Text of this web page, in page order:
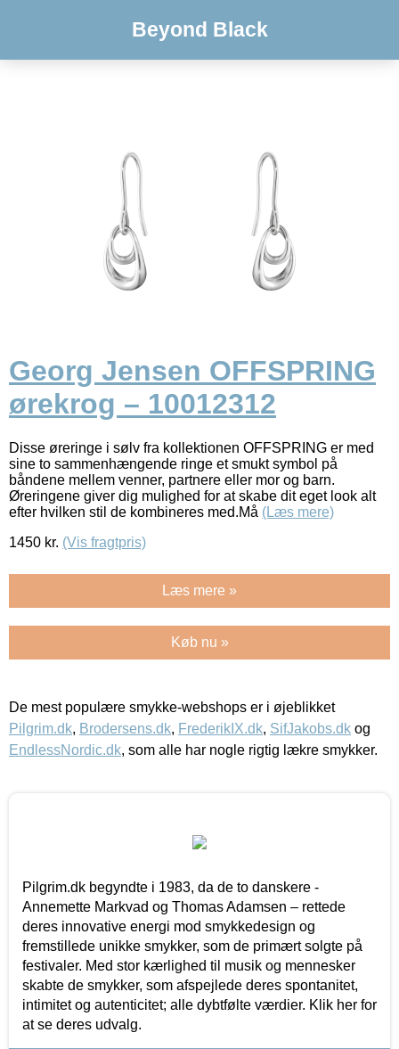
Beyond Black
Georg Jensen OFFSPRING
ørekrog – 10012312
Disse øreringe i sølv fra kollektionen OFFSPRING er med
sine to sammenhængende ringe et smukt symbol på
båndene mellem venner, partnere eller mor og barn.
Øreringene giver dig mulighed for at skabe dit eget look alt
efter hvilken stil de kombineres med.Må (Læs mere)
1450 kr. (Vis fragtpris)
Læs mere »
Køb nu »
De mest populære smykke-webshops er i øjeblikket
Pilgrim.dk, Brodersens.dk, FrederikIX.dk, SifJakobs.dk og
EndlessNordic.dk, som alle har nogle rigtig lækre smykker.
Pilgrim.dk begyndte i 1983, da de to danskere -
Annemette Markvad og Thomas Adamsen – rettede
deres innovative energi mod smykkedesign og
fremstillede unikke smykker, som de primært solgte på
festivaler. Med stor kærlighed til musik og mennesker
skabte de smykker, som afspejlede deres spontanitet,
intimitet og autenticitet; alle dybtfølte værdier. Klik her for
at se deres udvalg.